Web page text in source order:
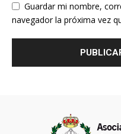
Guardar mi nombre,
navegador la próxima vez